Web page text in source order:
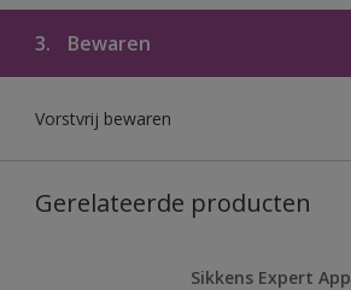
3. Bewaren
Vorstvrij bewaren
Gerelateerde producten
Sikkens Expert App